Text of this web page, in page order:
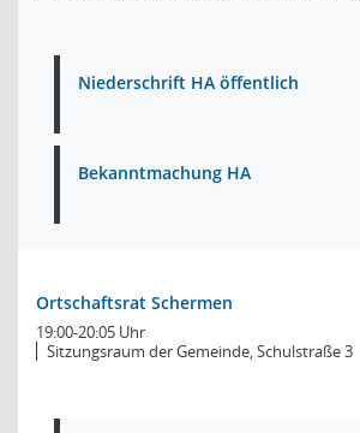
Niederschrift HA öffentlich
Bekanntmachung HA
Ortschaftsrat Schermen
19:00-20:05 Uhr
Sitzungsraum der Gemeinde, Schulstraße 3